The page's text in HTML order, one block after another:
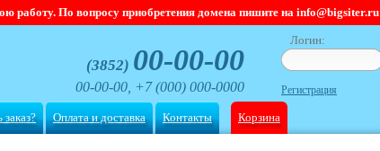
По вопросу приобретения домена пишите на info@bigsiter.ru
(3852) 00-00-00
00-00-00, +7 (000) 000-0000
Логин:
Регистрация
заказ? Оплата и доставка Контакты Корзина